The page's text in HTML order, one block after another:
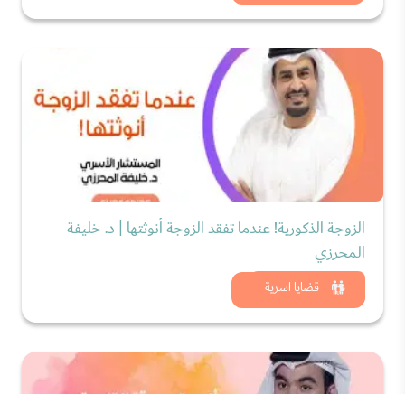
قضايا اسرية
الزوجة الذكورية! عندما تفقد الزوجة أنوثتها | د. خليفة
المحرزي
شاهد الان